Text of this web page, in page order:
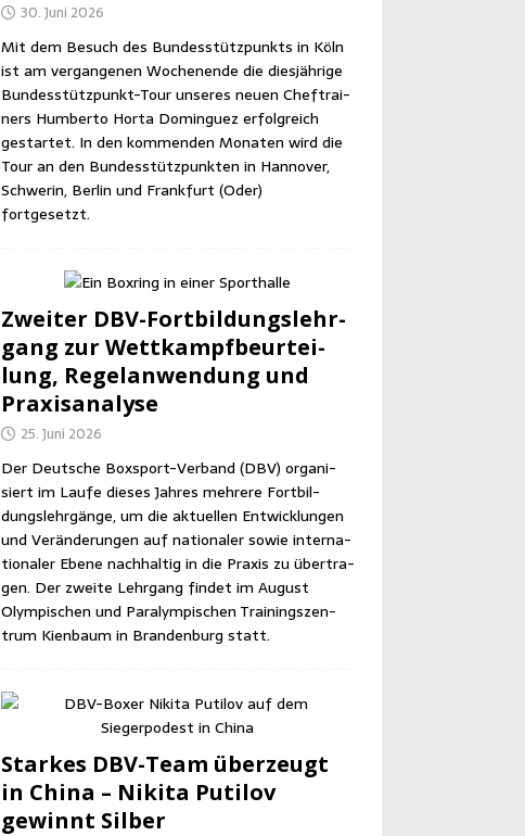
30. Juni 2026
Mit dem Besuch des Bun­des­stütz­punkts in Köln
ist am ver­gan­ge­nen Wochen­en­de die dies­jäh­ri­ge
Bun­des­stütz­punkt-Tour unse­res neu­en Chef­trai­
ners Hum­ber­to Horta Dom­in­guez erfolg­reich
gestar­tet. In den kom­men­den Mona­ten wird die
Tour an den Bun­des­stütz­punk­ten in Han­no­ver,
Schwe­rin, Ber­lin und Frank­furt (Oder)
fortgesetzt.
Zwei­ter DBV-Fort­bil­dungs­lehr­
gang zur Wett­kampf­be­ur­tei­
lung, Regel­an­wen­dung und
Praxisanalyse
25. Juni 2026
Der Deut­sche Box­sport-Ver­band (DBV) orga­ni­
siert im Lau­fe die­ses Jah­res meh­re­re Fort­bil­
dungs­lehr­gän­ge, um die aktu­el­len Ent­wick­lun­gen
und Ver­än­de­run­gen auf natio­na­ler sowie inter­na­
tio­na­ler Ebe­ne nach­hal­tig in die Pra­xis zu über­tra­
gen. Der zwei­te Lehr­gang fin­det im August
Olym­pi­schen und Para­lym­pi­schen Trai­nings­zen­
trum Kien­baum in Bran­den­burg statt.
Star­kes DBV-Team über­zeugt
in Chi­na – Niki­ta Puti­l­ov
gewinnt Silber